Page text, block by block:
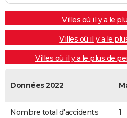
Villes où il y a le
Villes où il y a le
Villes où il y a le plus de
Données 2022
Nombre total d'accidents 1